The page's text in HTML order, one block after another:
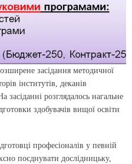
засідання методичної
інститутів, деканів
засіданні розглядалось нагальне
здобувачів вищої освіти
професіоналів у певній
поєднувати дослідницьку,